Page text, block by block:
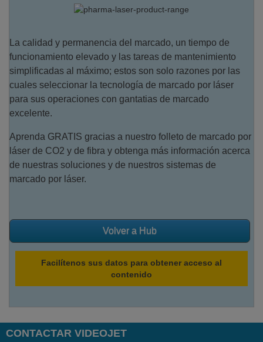
La calidad y permanencia del marcado, un tiempo de
funcionamiento elevado y las tareas de mantenimiento
simplificadas al máximo; estos son solo razones por las
cuales seleccionar la tecnología de marcado por láser
para sus operaciones con gantatias de marcado
excelente.
Aprenda GRATIS gracias a nuestro folleto de marcado por
láser de CO2 y de fibra y obtenga más información acerca
de nuestras soluciones y de nuestros sistemas de
marcado por láser.
Volver a Hub
Facilítenos sus datos para obtener acceso al
contenido
CONTACTAR VIDEOJET